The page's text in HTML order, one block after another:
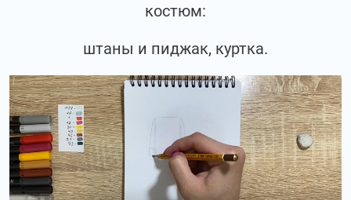
костюм:
штаны и пиджак, куртка.